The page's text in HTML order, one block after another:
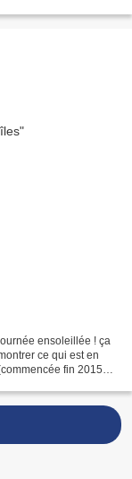
ensoleillée ! ça
ce qui est en
fin 2015